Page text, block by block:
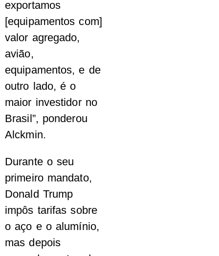
exportamos
[equipamentos com]
valor agregado,
avião,
equipamentos, e de
outro lado, é o
maior investidor no
Brasil”, ponderou
Alckmin.
Durante o seu
primeiro mandato,
Donald Trump
impôs tarifas sobre
o aço e o alumínio,
mas depois